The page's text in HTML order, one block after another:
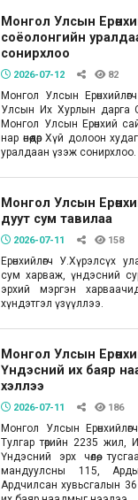
Монгол Улсын
соёолонгийн
сонирхлоо
2026-07-12 82
Монгол Улсын
Улсын Их Хурлын дарга
Монгол Улсын Ерөнхий
нар өнөөдөр Хүй долоон
уралдаан үзэж сонирхлоо.
Монгол Улсын
дуут сум тавилаа
2026-07-11 158
Ерөнхийлөгч У.Хүрэлсүх
сум харваж, үндэсний
эрхий мэргэн
хүндэтгэл үзүүллээ.
Монгол Улсын
Үндэсний их баяр
хэллээ
2026-07-11 186
Монгол Улсын
Тулгар төрийн 2235
Үндэсний эрх чөлөө,
мандуулсны 115,
Ардчилсан хувьсгалын